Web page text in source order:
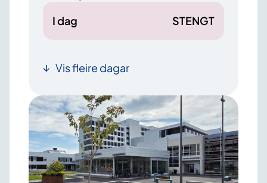
I dag STENGT
Vis fleire dagar